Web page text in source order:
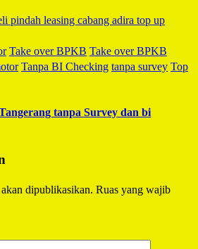
Take over BPKB Take over BPKB
Tanpa BI Checking tanpa survey Top
tanpa Survey dan bi
dipublikasikan. Ruas yang wajib